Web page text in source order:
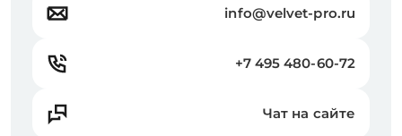
info@velvet-pro.ru
+7 495 480-60-72
Чат на сайте